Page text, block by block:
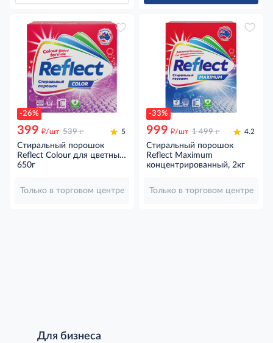
-26%
399 д/шт 539 д 5
Стиральный порошок
Reflect Colour для цветных
вещей
650г
Только в торговом центре
-33%
999 д/шт 1 499 д 4.2
Стиральный порошок
Reflect Maximum
концентрированный, 2кг
Только в торговом центре
Для бизнеса